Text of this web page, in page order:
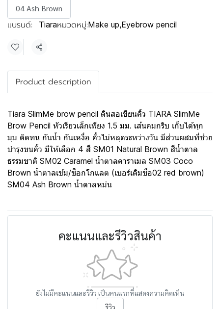
04 Ash Brown
แบรนด์: Tiaraหมวดหมู่:Make up,Eyebrow pencil
แชร์
Product description
Tiara SlimMe brow pencil ดินสอเขียนคิ้ว TIARA SlimMe
Brow Pencil หัวเรียวเล็กเพียง 1.5 มม. เส้นคมกริบ เก็บได้ทุก
มุม ติดทน กันน้ำ กันเหงื่อ คิ้วไม่หลุดระหว่างวัน มีส่วนผสมที่ช่วย
บำรุงขนคิ้ว มีให้เลือก 4 สี SM01 Natural Brown สีน้ำตาล
ธรรมชาติ SM02 Caramel น้ำตาลคาราเมล SM03 Coco
Brown น้ำตาลเข้ม/ช็อกโกแลต (เบอร์เดิมชื่อ02 red brown)
SM04 Ash Brown น้ำตาลหม่น
คะแนนและรีวิวสินค้า
ยังไม่มีคะแนนและรีวิว เป็นคนแรกที่แสดงความคิดเห็น
รีวิว